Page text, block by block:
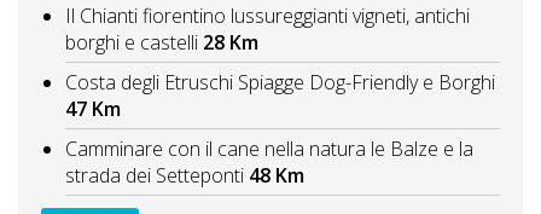
Il Chianti fiorentino lussureggianti vigneti, antichi
borghi e castelli 28 Km
Costa degli Etruschi Spiagge Dog-Friendly e Borghi
47 Km
Camminare con il cane nella natura le Balze e la
strada dei Setteponti 48 Km